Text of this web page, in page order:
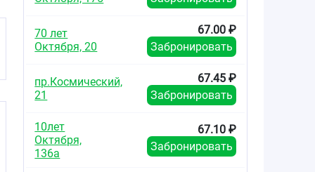
70 лет
Октября, 20
67.00 ₽
Забронировать
пр.Космический,
21
67.45 ₽
Забронировать
10лет
Октября,
136а
67.10 ₽
Забронировать